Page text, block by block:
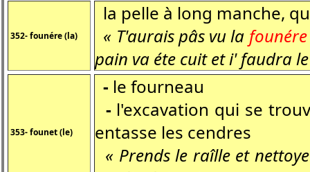
352- founére (la)
la pelle à long manche,
« T'aurais pâs vu la founére
pain va éte cuit et i' faudra
353- founet (le)
- le fourneau
- l'excavation qui se
entasse les cendres
« Prends le raîlle et